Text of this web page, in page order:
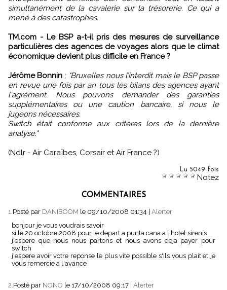
simultanément de la cavalerie sur la trésorerie. Ce qui a
mené à des catastrophes.
TM.com - Le BSP a-t-il pris des mesures de surveillance
particulières des agences de voyages alors que le climat
économique devient plus difficile en France ?
Jérôme Bonnin : "Bruxelles nous l’interdit mais le BSP passe
en revue une fois par an tous les bilans des agences ayant
l‘agrément. Nous pouvons demander des garanties
supplémentaires ou une caution bancaire, si nous le
jugeons nécessaires.
Switch était conforme aux critères lors de la dernière
analyse."
(Ndlr - Air Caraïbes, Corsair et Air France ?)
Lu 5049 fois
Notez
COMMENTAIRES
1.Posté par DANIBOOM le 09/10/2008 01:34
Alerter
bonjour je vous voudrais savoir
si le 20 octobre 2008 pour le depart a punta cana a l'hotel sirenis
j'espere que nous nous partons et nous avons deja payer pour
switch
j'espere avoir votre reponse le plus vite possible s'ils vous plait et je
vous remercie a l'avance
2.Posté par NONO le 17/10/2008 09:17 Alerter